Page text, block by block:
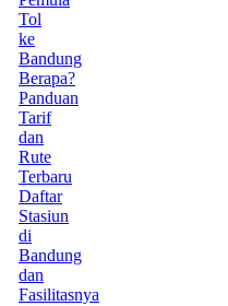
Tol
ke
Bandung
Berapa?
Panduan
Tarif
dan
Rute
Terbaru
Daftar
Stasiun
di
Bandung
dan
Fasilitasnya